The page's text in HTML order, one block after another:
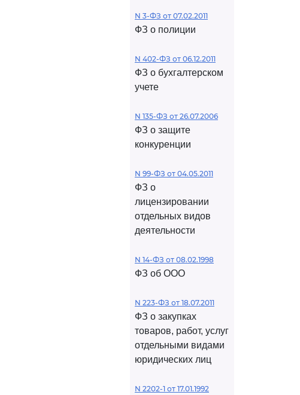
N 3-ФЗ от 07.02.2011
ФЗ о полиции
N 402-ФЗ от 06.12.2011
ФЗ о бухгалтерском
учете
N 135-ФЗ от 26.07.2006
ФЗ о защите
конкуренции
N 99-ФЗ от 04.05.2011
ФЗ о
лицензировании
отдельных видов
деятельности
N 14-ФЗ от 08.02.1998
ФЗ об ООО
N 223-ФЗ от 18.07.2011
ФЗ о закупках
товаров, работ, услуг
отдельными видами
юридических лиц
N 2202-1 от 17.01.1992